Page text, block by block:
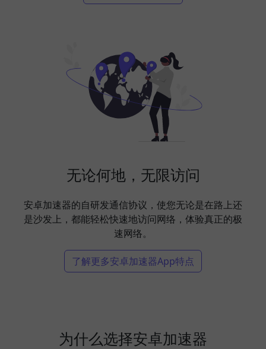
无论何地，无限访问
安卓加速器的自研发通信协议，使您无论是在路上还
是沙发上，都能轻松快速地访问网络，体验真正的极
速网络。
了解更多安卓加速器App特点
为什么选择安卓加速器